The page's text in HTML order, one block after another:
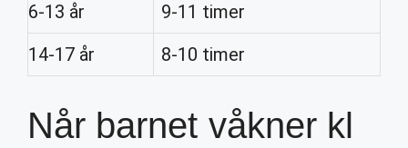
6-13 år
9-11 timer
14-17 år
8-10 timer
Når barnet våkner kl